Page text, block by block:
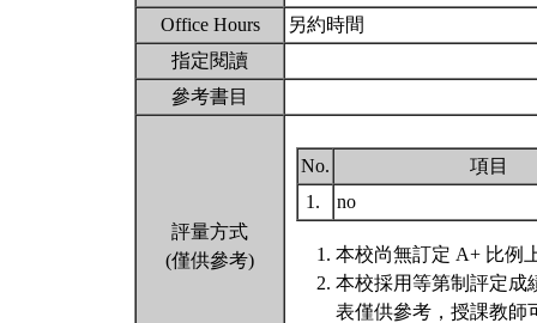
Office Hours
另約時間
指定閱讀
參考書目
評量方式
(僅供參考)
No.
項目
1.
no
本校尚無訂定 A+ 比例
本校採用等第制評定成
表僅供參考，授課教師